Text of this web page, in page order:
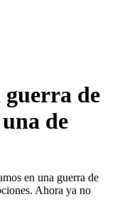
guerra de
de
en una guerra de
Ahora ya no